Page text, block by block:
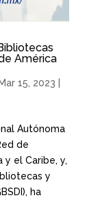
América
Mar 15, 2023
Autónoma
de
y el Caribe, y,
y
ha